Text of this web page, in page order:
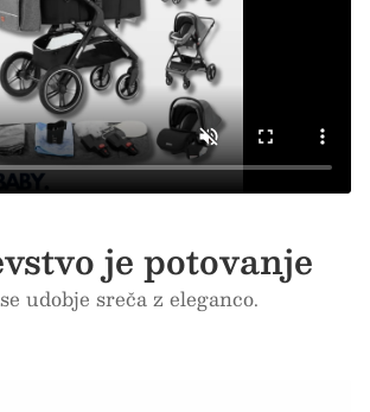
je potovanje
udobje sreča z eleganco.